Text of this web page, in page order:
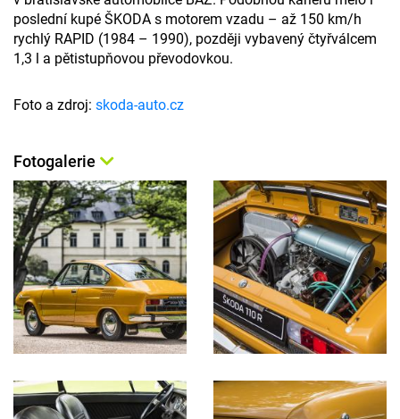
poslední kupé ŠKODA s motorem vzadu – až 150 km/h
rychlý RAPID (1984 – 1990), později vybavený čtyřválcem
1,3 l a pětistupňovou převodovkou.
Foto a zdroj: skoda-auto.cz
Fotogalerie